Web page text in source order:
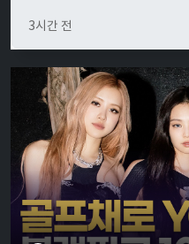
3시간 전